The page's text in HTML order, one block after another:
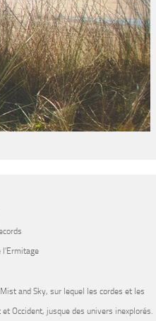
and Sky, sur lequel les cordes et les
Occident, jusque des univers inexplorés.